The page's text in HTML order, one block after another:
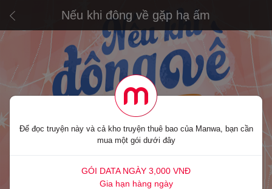
Nếu khi đông về gặp hạ ấm
Để đọc truyện này và cả kho truyện thuê bao của Manwa, bạn cần
mua một gói dưới đây
GÓI DATA NGÀY 3,000 VNĐ
Gia hạn hàng ngày